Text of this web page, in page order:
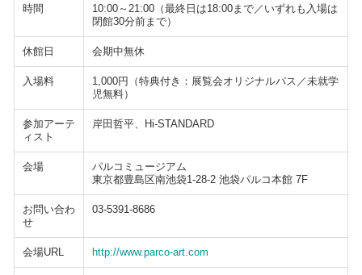
時間
10:00～21:00（最終日は18:00まで／いずれも入場は
閉館30分前まで）
休館日 会期中無休
入場料
1,000円（特典付き：展覧会オリジナルパス／未就学
児無料）
参加アーテ
ィスト
岸田哲平、Hi-STANDARD
会場
パルコミュージアム
東京都豊島区南池袋1-28-2 池袋パルコ本館 7F
お問い合わ
せ
03-5391-8686
会場URL http://www.parco-art.com